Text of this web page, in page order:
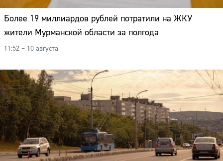
Более 19 миллиардов рублей потратили на ЖКУ
жители Мурманской области за полгода
11:52 – 10 августа